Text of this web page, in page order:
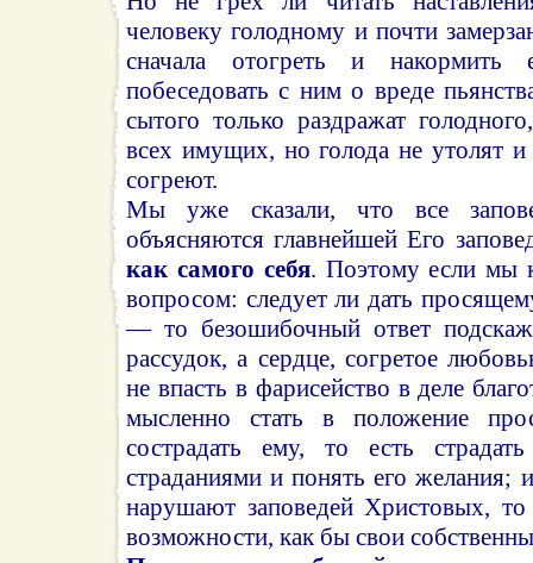
человеку голодному и почти
сначала отогреть и
побеседовать с ним о вреде
сытого только раздражат
всех имущих, но голода не утолят и
согреют.
Мы уже сказали, что все
объясняются главнейшей Его
как самого себя. Поэтому если мы
вопросом: следует ли дать
— то безошибочный ответ
рассудок, а сердце, согретое
не впасть в фарисейство в деле
мысленно стать в положение
сострадать ему, то есть
страданиями и понять его желания;
нарушают заповедей Христовых,
возможности, как бы свои